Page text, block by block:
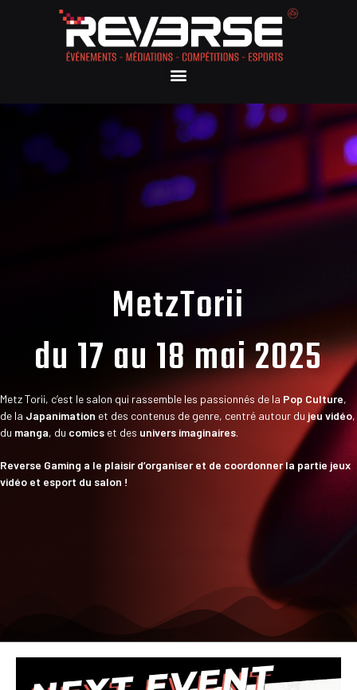
MetzTorii
du 17 au 18 mai 2025
Metz Torii, c’est le salon qui rassemble les passionnés de la Pop Culture,
de la Japanimation et des contenus de genre, centré autour du jeu vidéo,
du manga, du comics et des univers imaginaires.
Reverse Gaming a le plaisir d’organiser et de coordonner la partie jeux
vidéo et esport du salon !